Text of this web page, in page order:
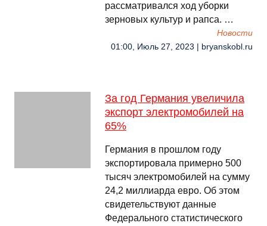
рассматривался ход уборки
зерновых культур и рапса. …
Новости
01:00, Июль 27, 2023 | bryanskobl.ru
За год Германия увеличила
экспорт электромобилей на
65%
Германия в прошлом году
экспортировала примерно 500
тысяч электромобилей на сумму
24,2 миллиарда евро. Об этом
свидетельствуют данные
Федерального статистического